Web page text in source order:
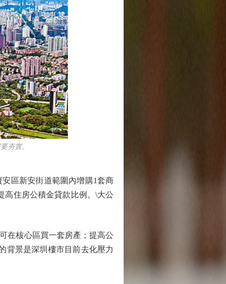
夯實。
區新安街道範圍內增購1套商
高住房公積金貸款比例。\大公
在核心區買一套房產；提高公
背景是深圳樓市目前去化壓力